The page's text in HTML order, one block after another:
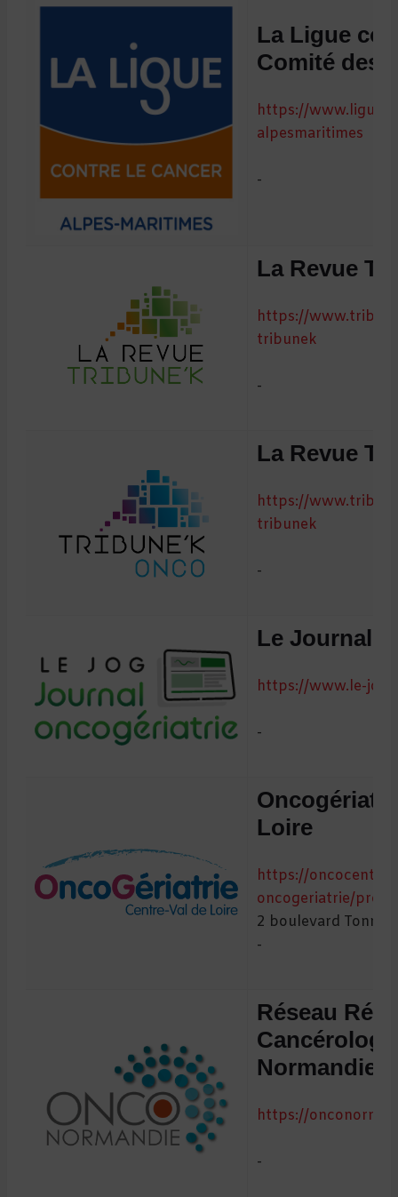
La Ligue
Comité des
https://www.ligue-
alpesmaritimes
-
La Revue
https://
tribunek
-
La Revue
https://
tribunek
-
Le Journal
https://www.le-
-
Loire
https://
oncogeriatrie/
2 boulevard
-
Réseau
Normandie
https://
-